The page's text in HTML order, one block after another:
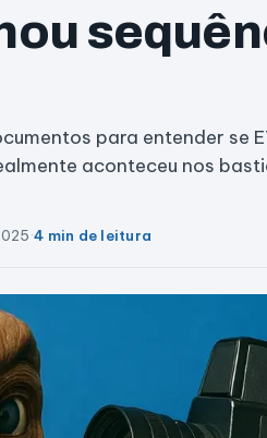
para entender se
aconteceu nos
·4 min de leitura